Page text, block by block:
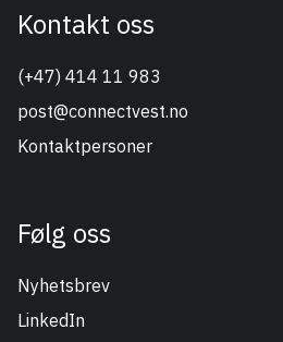
Kontakt oss
(+47) 414 11 983
post@connectvest.no
Kontaktpersoner
Følg oss
Nyhetsbrev
LinkedIn